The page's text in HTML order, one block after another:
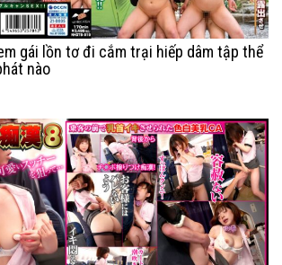
gái lồn tơ đi cắm trại hiếp dâm tập thể
nào